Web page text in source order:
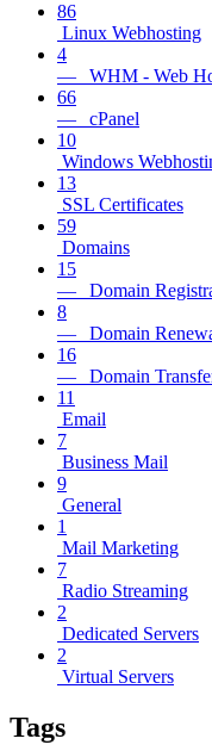
86
Linux Webhosting
4
— WHM - Web
66
— cPanel
10
Windows
13
SSL Certificates
59
Domains
15
— Domain
8
— Domain
16
— Domain
11
Email
7
Business Mail
9
General
1
Mail Marketing
7
Radio Streaming
2
Dedicated Servers
2
Virtual Servers
Tags